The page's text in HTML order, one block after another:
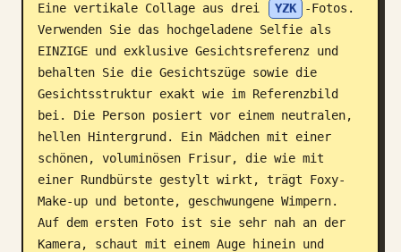
Blog
Updates
Eine vertikale Collage aus drei YZK
-Fotos.
Verwenden Sie das hochgeladene Selfie als
EINZIGE und exklusive Gesichtsreferenz und
behalten Sie die Gesichtszüge sowie die
Gesichtsstruktur exakt wie im Referenzbild
bei. Die Person posiert vor einem neutralen,
hellen Hintergrund. Ein Mädchen mit einer
schönen, voluminösen Frisur, die wie mit
einer Rundbürste gestylt wirkt, trägt Foxy-
Make-up und betonte, geschwungene Wimpern.
Auf dem ersten Foto ist sie sehr nah an der
Kamera, schaut mit einem Auge hinein und